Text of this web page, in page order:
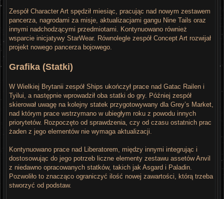
Zespół Character Art spędził miesiąc, pracując nad nowym zestawem
pancerza, nagrodami za misje, aktualizacjami gangu Nine Tails oraz
innymi nadchodzącymi przedmiotami. Kontynuowano również
wsparcie inicjatywy StarWear. Równolegle zespół Concept Art rozwijał
projekt nowego pancerza bojowego.
Grafika (Statki)
W Wielkiej Brytanii zespół Ships ukończył prace nad Gatac Railen i
Tyilui, a następnie wprowadził oba statki do gry. Później zespół
skierował uwagę na kolejny statek przygotowywany dla Grey’s Market,
nad którym prace wstrzymano w ubiegłym roku z powodu innych
priorytetów. Rozpoczęto od sprawdzenia, czy od czasu ostatnich prac
żaden z jego elementów nie wymaga aktualizacji.
Kontynuowano prace nad Liberatorem, między innymi integrując i
dostosowując do jego potrzeb liczne elementy zestawu assetów Anvil
z niedawno opracowanych statków, takich jak Asgard i Paladin.
Pozwoliło to znacząco ograniczyć ilość nowej zawartości, którą trzeba
stworzyć od podstaw.